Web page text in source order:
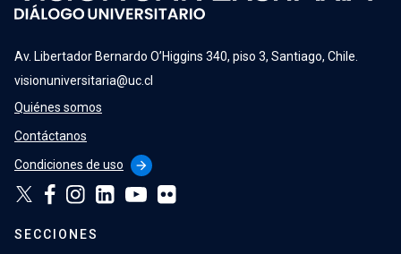
Av. Libertador Bernardo O’Higgins 340, piso 3, Santiago, Chile.
visionuniversitaria@uc.cl
Quiénes somos
Contáctanos
Condiciones de uso
arrow_forward
SECCIONES